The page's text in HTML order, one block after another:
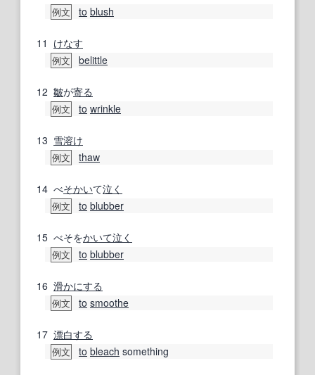
例文 to blush
11 けなす
例文 belittle
12 皺が寄る
例文 to wrinkle
13 雪溶け
例文 thaw
14 べそかいて泣く
例文 to blubber
15 べそをかいて泣く
例文 to blubber
16 滑かにする
例文 to smoothe
17 漂白する
例文 to bleach something